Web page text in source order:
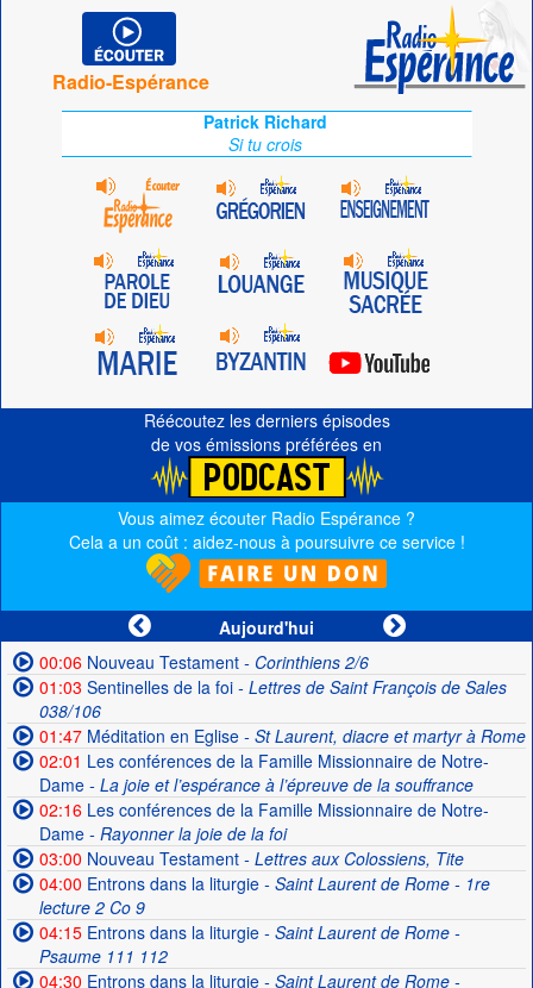
Radio-Espérance
Patrick Richard
Si tu crois
Réécoutez les derniers épisodes
de vos émissions préférées en
Vous aimez écouter Radio Espérance ?
Cela a un coût : aidez-nous à poursuivre ce service !
Aujourd'hui
00:06Nouveau Testament- Corinthiens 2/6
01:03 Sentinelles de la foi- Lettres de Saint François de Sales
038/106
01:47Méditation en Eglise- St Laurent, diacre et martyr à Rome
02:01 Les conférences de la Famille Missionnaire de Notre-
Dame- La joie et l’espérance à l’épreuve de la souffrance
02:16Les conférences de la Famille Missionnaire de Notre-
Dame- Rayonner la joie de la foi
03:00 Nouveau Testament- Lettres aux Colossiens, Tite
04:00 Entrons dans la liturgie- Saint Laurent de Rome - 1re
lecture 2 Co 9
04:15Entrons dans la liturgie- Saint Laurent de Rome -
Psaume 111 112
04:30 Entrons dans la liturgie- Saint Laurent de Rome -